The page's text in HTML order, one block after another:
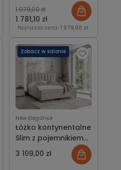
1 781,10 zł
1 979,00 zł
Najniższa cena: 1 979,00 zł
New Elegance
Łóżko kontynentalne
Slim z pojemnikiem
na pościel New
Elegance
3 109,00 zł
Zobacz w salonie